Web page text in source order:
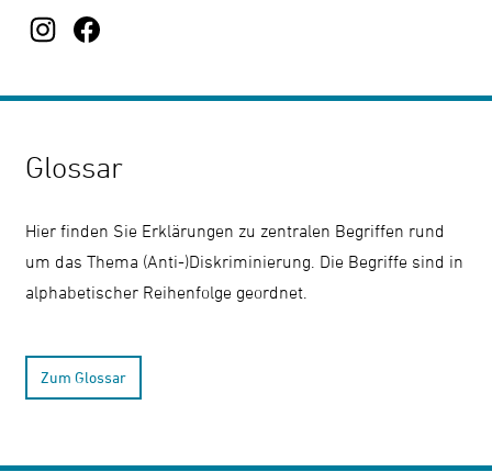
Glossar
Hier finden Sie Erklärungen zu zentralen Begriffen rund
um das Thema (Anti-)Diskriminierung. Die Begriffe sind in
alphabetischer Reihenfolge geordnet.
Zum Glossar